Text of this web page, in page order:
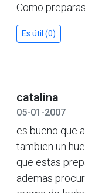
Como
Es útil (0)
catalina
05-01-2007
es bueno que
tambien un
que estas
ademas